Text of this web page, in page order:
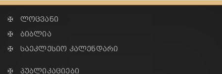
✠ ლოცვანი
✠ ბიბლია
✠ საეკლესიო კალენდარი
✠ პუბლიკაციები